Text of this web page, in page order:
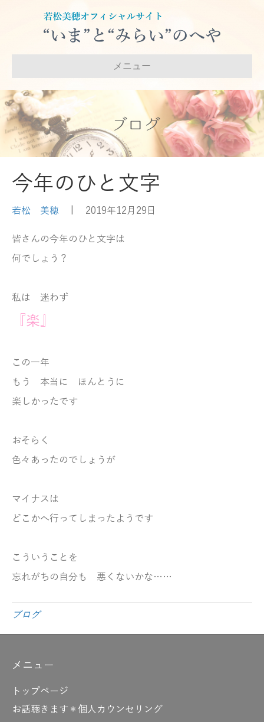
メニュー
ブログ
今年のひと文字
若松 美穂 2019年12月29日
皆さんの今年のひと文字は
何でしょう？
私は 迷わず
『楽』
この一年
もう 本当に ほんとうに
楽しかったです
おそらく
色々あったのでしょうが
マイナスは
どこかへ行ってしまったようです
こういうことを
忘れがちの自分も 悪くないかな……
ブログ
メニュー
トップページ
お話聴きます＊個人カウンセリング